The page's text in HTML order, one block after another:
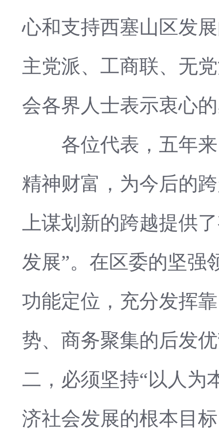
心和支持西塞山区发
主党派、工商联、无
会各界人士表示衷心
各位代表，五年来
精神财富，为今后的
上谋划新的跨越提供
发展”。在区委的坚强
功能定位，充分发挥
势、商务聚集的后发
二，必须坚持“以人为
济社会发展的根本目